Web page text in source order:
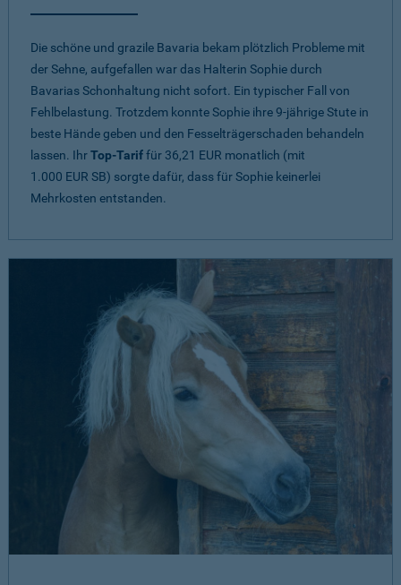
Die schöne und grazile Bavaria bekam plötzlich Probleme mit
der Sehne, aufgefallen war das Halterin Sophie durch
Bavarias Schonhaltung nicht sofort. Ein typischer Fall von
Fehlbelastung. Trotzdem konnte Sophie ihre 9-jährige Stute in
beste Hände geben und den Fesselträgerschaden behandeln
lassen. IhrTop-Tariffür 36,21 EUR monatlich (mit
1.000 EUR SB) sorgte dafür, dass für Sophie keinerlei
Mehrkosten entstanden.